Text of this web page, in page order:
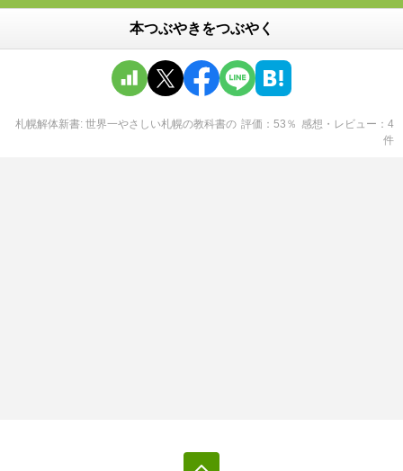
本つぶやきをつぶやく
札幌解体新書: 世界一やさしい札幌の教科書の 評価 53 ％ 感想・レビュー
4
件